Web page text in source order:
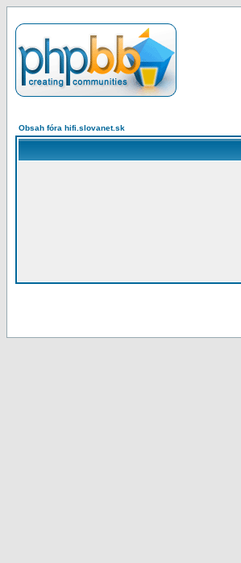
Obsah fóra hifi.slovanet.sk